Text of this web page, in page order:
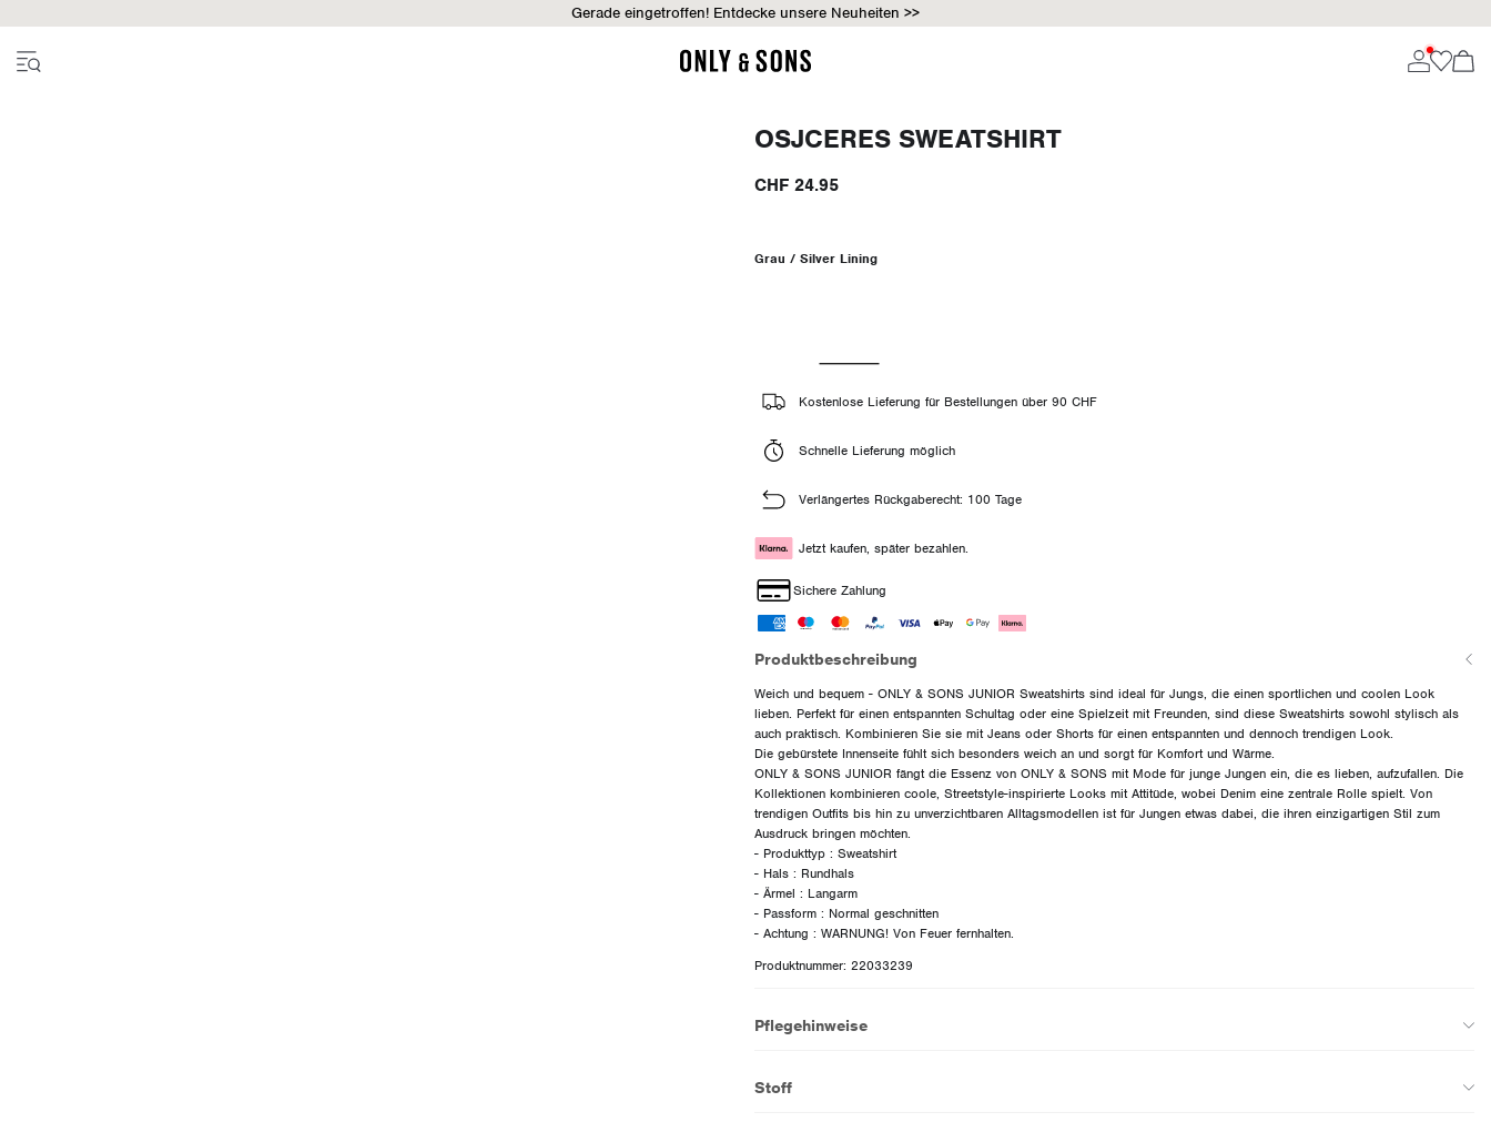
Gerade eingetroffen! Entdecke unsere Neuheiten >>
OSJCERES SWEATSHIRT
CHF 24.95
Grau / Silver Lining
Kostenlose Lieferung für Bestellungen über 90 CHF
Schnelle Lieferung möglich
Verlängertes Rückgaberecht: 100 Tage
Jetzt kaufen, später bezahlen.
Sichere Zahlung
Produktbeschreibung
Weich und bequem - ONLY & SONS JUNIOR Sweatshirts sind ideal für Jungs, die einen sportlichen und coolen Look
lieben. Perfekt für einen entspannten Schultag oder eine Spielzeit mit Freunden, sind diese Sweatshirts sowohl stylisch als
auch praktisch. Kombinieren Sie sie mit Jeans oder Shorts für einen entspannten und dennoch trendigen Look.
Die gebürstete Innenseite fühlt sich besonders weich an und sorgt für Komfort und Wärme.
ONLY & SONS JUNIOR fängt die Essenz von ONLY & SONS mit Mode für junge Jungen ein, die es lieben, aufzufallen. Die
Kollektionen kombinieren coole, Streetstyle-inspirierte Looks mit Attitüde, wobei Denim eine zentrale Rolle spielt. Von
trendigen Outfits bis hin zu unverzichtbaren Alltagsmodellen ist für Jungen etwas dabei, die ihren einzigartigen Stil zum
Ausdruck bringen möchten.
- Produkttyp : Sweatshirt
- Hals : Rundhals
- Ärmel : Langarm
- Passform : Normal geschnitten
Produktnummer: 22033239
Pflegehinweise
Stoff